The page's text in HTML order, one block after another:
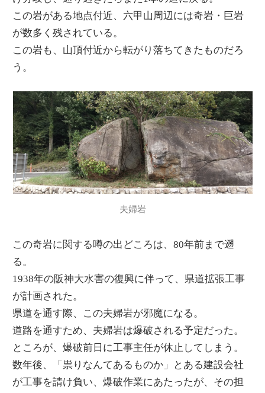
この岩がある地点付近、六甲山周辺には奇岩・巨岩
が数多く残されている。
この岩も、山頂付近から転がり落ちてきたものだろ
う。
夫婦岩
この奇岩に関する噂の出どころは、80年前まで遡
る。
1938年の阪神大水害の復興に伴って、県道拡張工事
が計画された。
県道を通す際、この夫婦岩が邪魔になる。
道路を通すため、夫婦岩は爆破される予定だった。
ところが、爆破前日に工事主任が休止してしまう。
数年後、「祟りなんてあるものか」とある建設会社
が工事を請け負い、爆破作業にあたったが、その担